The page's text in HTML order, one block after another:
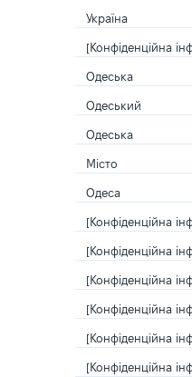
Україна
[Конфіденційна
Одеська
Одеський
Одеська
Місто
Одеса
[Конфіденційна
[Конфіденційна
[Конфіденційна
[Конфіденційна
[Конфіденційна
[Конфіденційна